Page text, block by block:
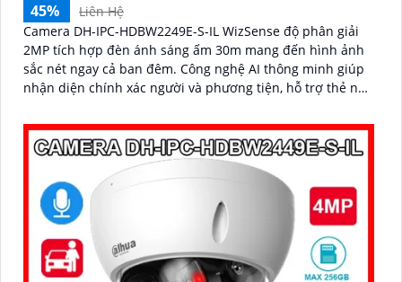
45%
Liên Hệ
Camera DH-IPC-HDBW2249E-S-IL WizSense độ phân giải
2MP tích hợp đèn ánh sáng ấm 30m mang đến hình ảnh
sắc nét ngay cả ban đêm. Công nghệ AI thông minh giúp
nhận diện chính xác người và phương tiện, hỗ trợ thẻ nhớ